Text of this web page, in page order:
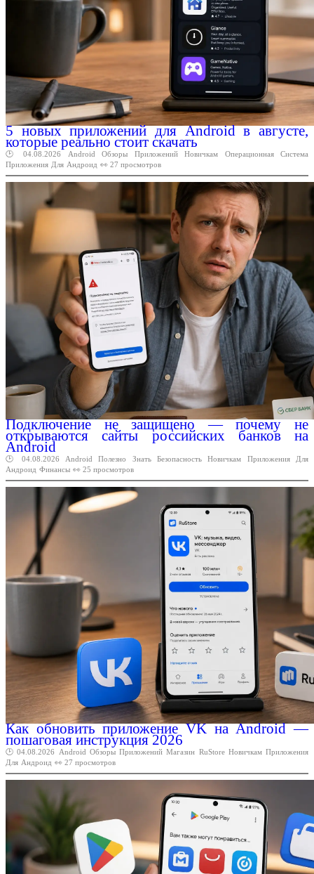
5 новых приложений для Android в августе,
которые реально стоит скачать
🕑 04.08.2026 Android Обзоры Приложений Новичкам Операционная
Система
Приложения Для Андроид 👀 27 просмотров
Подключение не защищено — почему не
открываются сайты российских банков на
Android
🕑 04.08.2026 Android Полезно Знать Безопасность Новичкам Приложения
Для
Андроид Финансы 👀 25 просмотров
Как обновить приложение VK на Android —
пошаговая инструкция 2026
🕑 04.08.2026 Android Обзоры Приложений Магазин RuStore Новичкам Приложения
Для Андроид 👀 27 просмотров